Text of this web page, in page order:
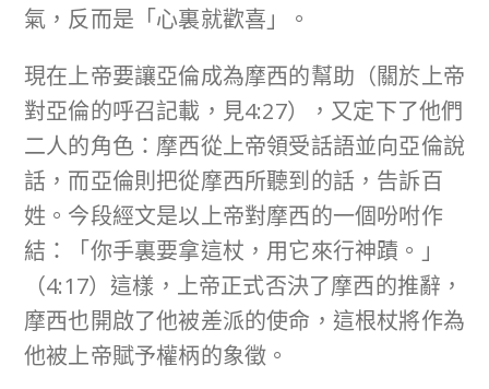
氣，反而是「心裏就歡喜」。
現在上帝要讓亞倫成為摩西的幫助（關於上帝
對亞倫的呼召記載，見4:27），又定下了他們
二人的角色：摩西從上帝領受話語並向亞倫說
話，而亞倫則把從摩西所聽到的話，告訴百
姓。今段經文是以上帝對摩西的一個吩咐作
結：「你手裏要拿這杖，用它來行神蹟。」
（4:17）這樣，上帝正式否決了摩西的推辭，
摩西也開啟了他被差派的使命，這根杖將作為
他被上帝賦予權柄的象徵。